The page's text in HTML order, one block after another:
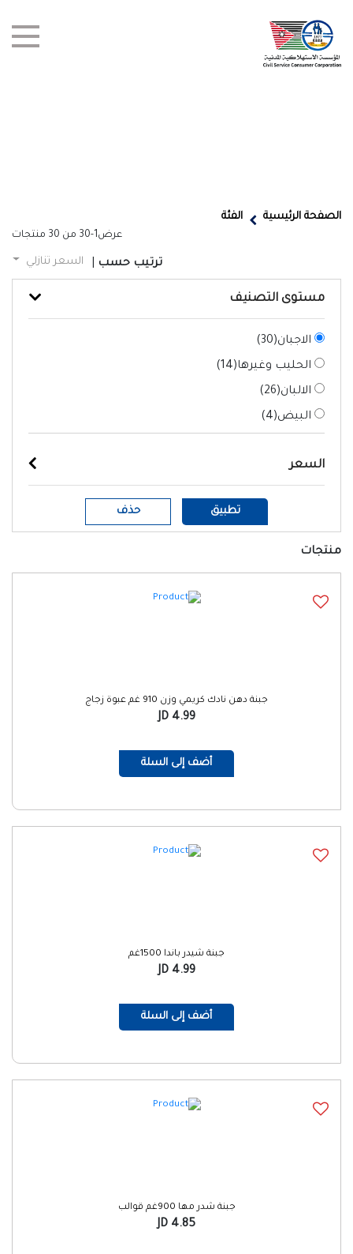
الفروع
الصفحة الرئيسية الفئة
عرض1-30 من 30 منتجات
ترتيب حسب السعر تنازلي
مستوى التصنيف
الاجبان(30
)
الحليب وغيرها(14
)
الالبان(26
)
البيض(4
)
السعر
تطبيق حذف
منتجات
جبنة دهن نادك كريمي وزن 910 غم عبوة زجاج
4.99 JD
أضف إلى السلة
جبنة شيدر باندا 1500غم
4.99 JD
أضف إلى السلة
جبنة شدر مها 900غم قوالب
4.85 JD